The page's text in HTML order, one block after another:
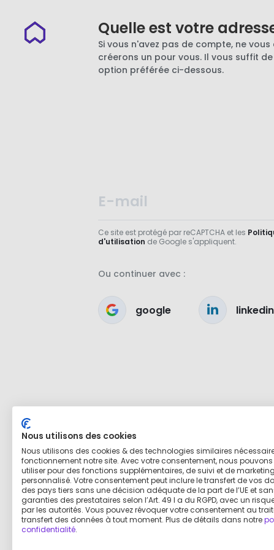
Quelle est votre
Si vous n'avez pas de compte, ne
créerons un pour vous. Il vous suffit
option préférée ci-dessous.
Ce site est protégé par reCAPTCHA et les
d'utilisation de Google s'appliquent.
Ou continuer avec :
google linkedin
Nous utilisons des cookies
Nous utilisons des cookies & des technologies similaires
fonctionnement notre site. Avec votre consentement, nous pouvons
utiliser pour des fonctions supplémentaires, de suivi et de marketing
personnalisé. Votre consentement peut inclure le transfert de vos
des pays tiers sans une décision adéquate de la part de l’UE et
garanties des prestataires selon l’Art. 49 I a du RGPD, avec un
par les autorités. Vous pouvez révoquer votre consentement au
transfert des données à tout moment. Plus de détails dans notre
confidentialité.